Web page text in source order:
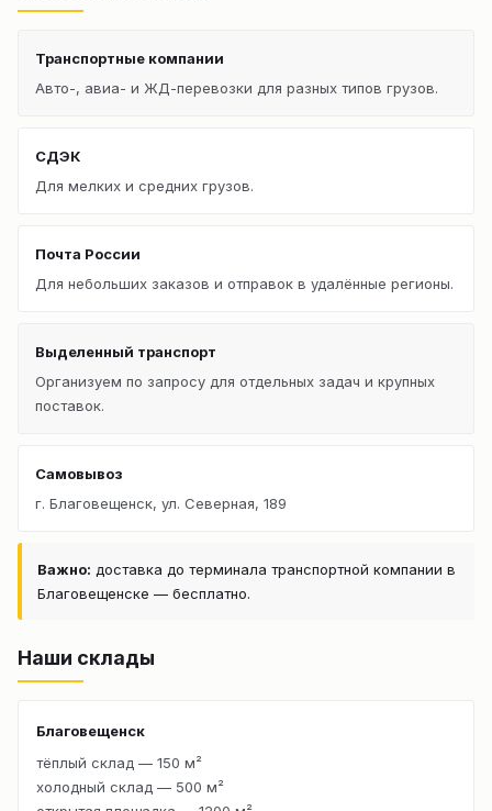
Транспортные компании
Авто-, авиа- и ЖД-перевозки для разных типов грузов.
СДЭК
Для мелких и средних грузов.
Почта России
Для небольших заказов и отправок в удалённые регионы.
Выделенный транспорт
Организуем по запросу для отдельных задач и крупных
поставок.
Самовывоз
г. Благовещенск, ул. Северная, 189
Важно: доставка до терминала транспортной компании в
Благовещенске — бесплатно.
Наши склады
Благовещенск
тёплый склад — 150 м²
холодный склад — 500 м²